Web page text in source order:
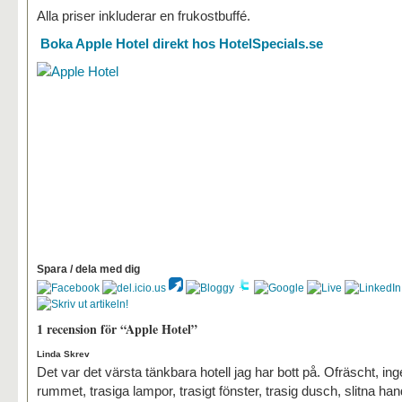
Alla priser inkluderar en frukostbuffé.
Boka Apple Hotel direkt hos HotelSpecials.se
Spara / dela med dig
1 recension för “Apple Hotel”
Linda Skrev
Det var det värsta tänkbara hotell jag har bott på. Ofräscht,
rummet, trasiga lampor, trasigt fönster, trasig dusch, slitna